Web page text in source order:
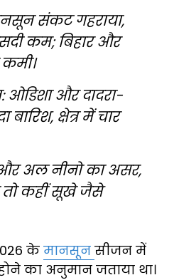
संकट गहराया,
कम; बिहार और
ओडिशा और दादरा-
क्षेत्र में चार
अल नीनो का असर,
तो कहीं सूखे जैसे
केमानसून सीजन में
का अनुमान जताया था।